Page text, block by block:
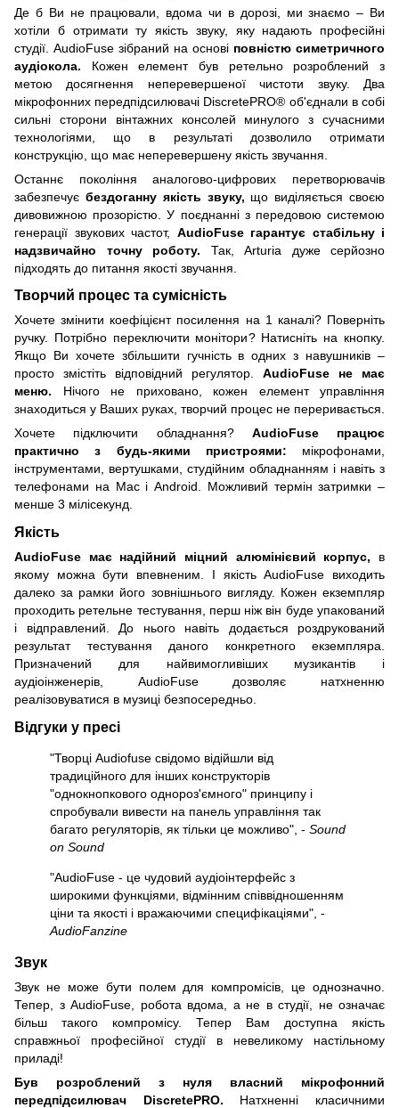
Де б Ви не працювали, вдома чи в дорозі, ми знаємо – Ви
хотіли б отримати ту якість звуку, яку надають професійні
студії. AudioFuse зібраний на основі повністю симетричного
аудіокола. Кожен елемент був ретельно розроблений з
метою досягнення неперевершеної чистоти звуку. Два
мікрофонних передпідсилювачі DiscretePRO® об'єднали в собі
сильні сторони вінтажних консолей минулого з сучасними
технологіями, що в результаті дозволило отримати
конструкцію, що має неперевершену якість звучання.
Останнє покоління аналогово-цифрових перетворювачів
забезпечує бездоганну якість звуку, що виділяється своєю
дивовижною прозорістю. У поєднанні з передовою системою
генерації звукових частот, AudioFuse гарантує стабільну і
надзвичайно точну роботу. Так, Arturia дуже серйозно
підходять до питання якості звучання.
Творчий процес та сумісність
Хочете змінити коефіцієнт посилення на 1 каналі? Поверніть
ручку. Потрібно переключити монітори? Натисніть на кнопку.
Якщо Ви хочете збільшити гучність в одних з навушників –
просто змістіть відповідний регулятор. AudioFuse не має
меню. Нічого не приховано, кожен елемент управління
знаходиться у Ваших руках, творчий процес не переривається.
Хочете підключити обладнання? AudioFuse працює
практично з будь-якими пристроями: мікрофонами,
інструментами, вертушками, студійним обладнанням і навіть з
телефонами на Mac і Android. Можливий термін затримки –
менше 3 мілісекунд.
Якість
AudioFuse має надійний міцний алюмінієвий корпус, в
якому можна бути впевненим. І якість AudioFuse виходить
далеко за рамки його зовнішнього вигляду. Кожен екземпляр
проходить ретельне тестування, перш ніж він буде упакований
і відправлений. До нього навіть додається роздрукований
результат тестування даного конкретного екземпляра.
Призначений для найвимогливіших музикантів і
аудіоінженерів, AudioFuse дозволяє натхненню
реалізовуватися в музиці безпосередньо.
Відгуки у пресі
"Творці Audiofuse свідомо відійшли від
традиційного для інших конструкторів
"однокнопкового однороз'ємного" принципу і
спробували вивести на панель управління так
багато регуляторів, як тільки це можливо", - Sound
on Sound
"AudioFuse - це чудовий аудіоінтерфейс з
широкими функціями, відмінним співвідношенням
ціни та якості і вражаючими специфікаціями", -
AudioFanzine
Звук
Звук не може бути полем для компромісів, це однозначно.
Тепер, з AudioFuse, робота вдома, а не в студії, не означає
більш такого компромісу. Тепер Вам доступна якість
справжньої професійної студії в невеликому настільному
приладі!
Був розроблений з нуля власний мікрофонний
передпідсилювач DiscretePRO. Натхненні класичними